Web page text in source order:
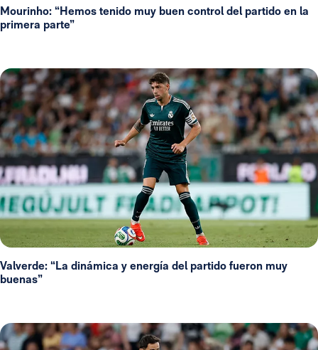
Mourinho: “Hemos tenido muy buen control del partido en la
primera parte”
Valverde: “La dinámica y energía del partido fueron muy
buenas”